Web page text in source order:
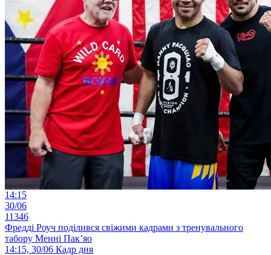
14:15
30/06
11346
Фредді Роуч поділився свіжими кадрами з тренувального
табору Менні Пак’яо
14:15, 30/06 Кадр дня